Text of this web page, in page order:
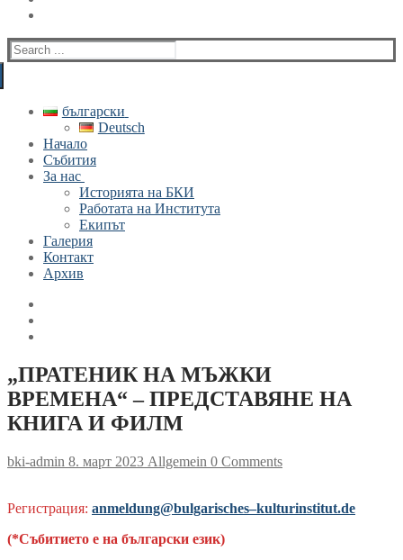
Search
for:
български
Deutsch
Начало
Събития
За нас
Историята на БКИ
Работата на Института
Екипът
Галерия
Контакт
Архив
„ПРАТЕНИК НА МЪЖКИ
ВРЕМЕНА“ – ПРЕДСТАВЯНЕ НА
КНИГА И ФИЛМ
bki-admin 8. март 2023 Allgemein 0 Comments
Регистрация: anmeldung@bulgarisches–kulturinstitut.de
(*Събитието е на български език)